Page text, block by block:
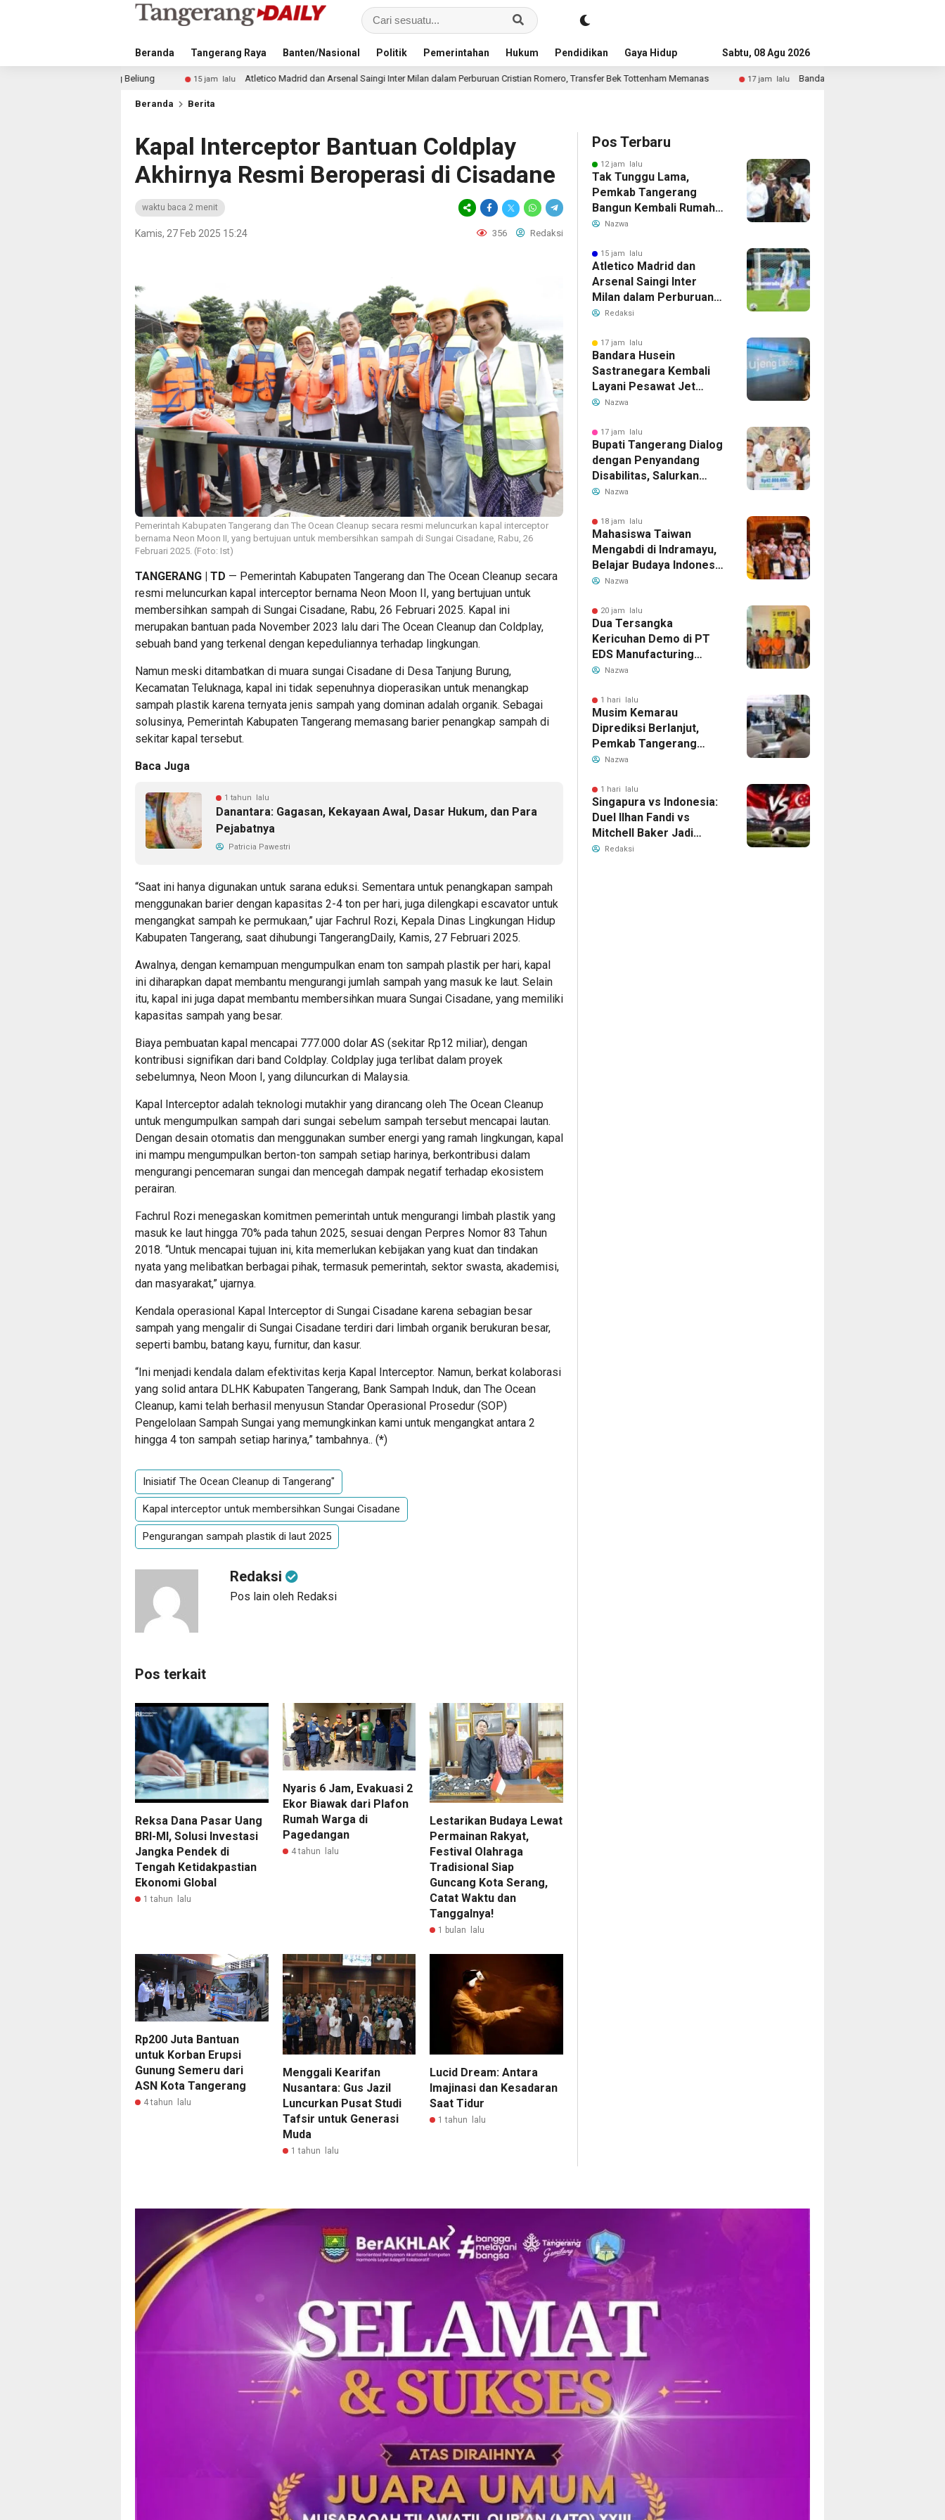
Beranda Tangerang Raya Banten/Nasional Politik Pemerintahan Hukum Pendidikan Gaya Hidup AdvertorialSabtu, 08 Agu 2026
Atletico Madrid dan Arsenal Saingi Inter Milan dalam Perburuan Cristian Romero, Transfer Bek Tottenham Memanas 17 jam lalu Bandara Husein Sastranegara Kembali Layani Pesawat Jet Mulai
Beranda Berita
Kapal Interceptor Bantuan Coldplay
Akhirnya Resmi Beroperasi di Cisadane
waktu baca 2 menit
Kamis, 27 Feb 2025 15:24 356 Redaksi
Pemerintah Kabupaten Tangerang dan The Ocean Cleanup secara resmi meluncurkan kapal interceptor
bernama Neon Moon II, yang bertujuan untuk membersihkan sampah di Sungai Cisadane, Rabu, 26
Februari 2025. (Foto: Ist)
TANGERANG | TD — Pemerintah Kabupaten Tangerang dan The Ocean Cleanup secara
resmi meluncurkan kapal interceptor bernama Neon Moon II, yang bertujuan untuk
membersihkan sampah di Sungai Cisadane, Rabu, 26 Februari 2025. Kapal ini
merupakan bantuan pada November 2023 lalu dari The Ocean Cleanup dan Coldplay,
sebuah band yang terkenal dengan kepeduliannya terhadap lingkungan.
Namun meski ditambatkan di muara sungai Cisadane di Desa Tanjung Burung,
Kecamatan Teluknaga, kapal ini tidak sepenuhnya dioperasikan untuk menangkap
sampah plastik karena ternyata jenis sampah yang dominan adalah organik. Sebagai
solusinya, Pemerintah Kabupaten Tangerang memasang barier penangkap sampah di
sekitar kapal tersebut.
Baca Juga
1 tahun lalu
Danantara: Gagasan, Kekayaan Awal, Dasar Hukum, dan Para
Pejabatnya
Patricia Pawestri
“Saat ini hanya digunakan untuk sarana eduksi. Sementara untuk penangkapan sampah
menggunakan barier dengan kapasitas 2-4 ton per hari, juga dilengkapi escavator untuk
mengangkat sampah ke permukaan,” ujar Fachrul Rozi, Kepala Dinas Lingkungan Hidup
Kabupaten Tangerang, saat dihubungi TangerangDaily, Kamis, 27 Februari 2025.
Awalnya, dengan kemampuan mengumpulkan enam ton sampah plastik per hari, kapal
ini diharapkan dapat membantu mengurangi jumlah sampah yang masuk ke laut. Selain
itu, kapal ini juga dapat membantu membersihkan muara Sungai Cisadane, yang memiliki
kapasitas sampah yang besar.
Biaya pembuatan kapal mencapai 777.000 dolar AS (sekitar Rp12 miliar), dengan
kontribusi signifikan dari band Coldplay. Coldplay juga terlibat dalam proyek
sebelumnya, Neon Moon I, yang diluncurkan di Malaysia.
Kapal Interceptor adalah teknologi mutakhir yang dirancang oleh The Ocean Cleanup
untuk mengumpulkan sampah dari sungai sebelum sampah tersebut mencapai lautan.
Dengan desain otomatis dan menggunakan sumber energi yang ramah lingkungan, kapal
ini mampu mengumpulkan berton-ton sampah setiap harinya, berkontribusi dalam
mengurangi pencemaran sungai dan mencegah dampak negatif terhadap ekosistem
perairan.
Fachrul Rozi menegaskan komitmen pemerintah untuk mengurangi limbah plastik yang
masuk ke laut hingga 70% pada tahun 2025, sesuai dengan Perpres Nomor 83 Tahun
2018. “Untuk mencapai tujuan ini, kita memerlukan kebijakan yang kuat dan tindakan
nyata yang melibatkan berbagai pihak, termasuk pemerintah, sektor swasta, akademisi,
dan masyarakat,” ujarnya.
Kendala operasional Kapal Interceptor di Sungai Cisadane karena sebagian besar
sampah yang mengalir di Sungai Cisadane terdiri dari limbah organik berukuran besar,
seperti bambu, batang kayu, furnitur, dan kasur.
“Ini menjadi kendala dalam efektivitas kerja Kapal Interceptor. Namun, berkat kolaborasi
yang solid antara DLHK Kabupaten Tangerang, Bank Sampah Induk, dan The Ocean
Cleanup, kami telah berhasil menyusun Standar Operasional Prosedur (SOP)
Pengelolaan Sampah Sungai yang memungkinkan kami untuk mengangkat antara 2
hingga 4 ton sampah setiap harinya,” tambahnya.. (*)
Inisiatif The Ocean Cleanup di Tangerang"
Kapal interceptor untuk membersihkan Sungai Cisadane
Pengurangan sampah plastik di laut 2025
Redaksi
Pos lain oleh Redaksi
Pos terkait
Reksa Dana Pasar Uang
BRI-MI, Solusi Investasi
Jangka Pendek di
Tengah Ketidakpastian
Ekonomi Global
1 tahun lalu
Nyaris 6 Jam, Evakuasi 2
Ekor Biawak dari Plafon
Rumah Warga di
Pagedangan
4 tahun lalu
Lestarikan Budaya Lewat
Permainan Rakyat,
Festival Olahraga
Tradisional Siap
Guncang Kota Serang,
Catat Waktu dan
Tanggalnya!
1 bulan lalu
Rp200 Juta Bantuan
untuk Korban Erupsi
Gunung Semeru dari
ASN Kota Tangerang
4 tahun lalu
Menggali Kearifan
Nusantara: Gus Jazil
Luncurkan Pusat Studi
Tafsir untuk Generasi
Muda
1 tahun lalu
Lucid Dream: Antara
Imajinasi dan Kesadaran
Saat Tidur
1 tahun lalu
Pos Terbaru
12 jam lalu
Tak Tunggu Lama,
Pemkab Tangerang
Bangun Kembali Rumah
Warga yang Roboh
Nazwa
15 jam lalu
Atletico Madrid dan
Arsenal Saingi Inter
Milan dalam Perburuan
Cristian Romero,
Memanas
Redaksi
17 jam lalu
Bandara Husein
Sastranegara Kembali
Layani Pesawat Jet
Mulai 14 Agustus 2026,
Rute Bandung-Denpasar
Nazwa
17 jam lalu
Bupati Tangerang Dialog
dengan Penyandang
Disabilitas, Salurkan
Bantuan dan Tampung
Nazwa
18 jam lalu
Mahasiswa Taiwan
Mengabdi di Indramayu,
Belajar Budaya Indonesia
dan Edukasi Pekerja
Nazwa
20 jam lalu
Dua Tersangka
Kericuhan Demo di PT
EDS Manufacturing
Indonesia Ditahan, Polda
Perebutan Pengelolaan
Limbah
Nazwa
1 hari lalu
Musim Kemarau
Diprediksi Berlanjut,
Pemkab Tangerang
Siapkan Langkah
Bersih
Nazwa
1 hari lalu
Singapura vs Indonesia:
Duel Ilhan Fandi vs
Mitchell Baker Jadi
Sorotan di Piala AFF
Redaksi